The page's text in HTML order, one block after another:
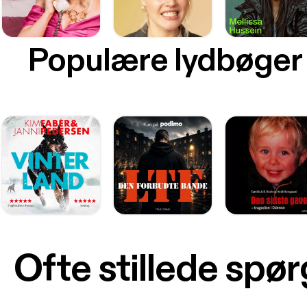
Populære lydbøger
Ofte stillede